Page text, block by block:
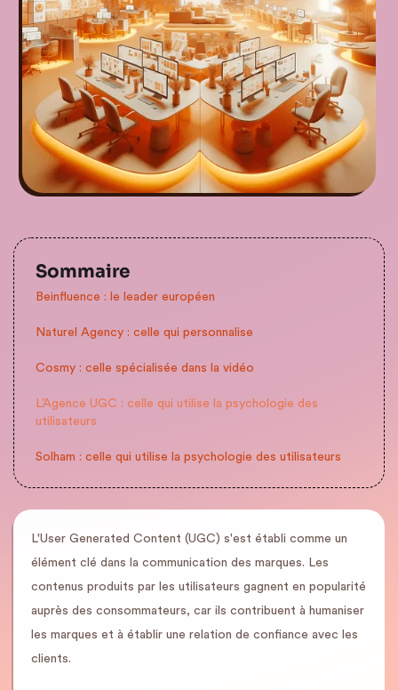
Sommaire
Beinfluence : le leader européen
Naturel Agency : celle qui personnalise
Cosmy : celle spécialisée dans la vidéo
L’Agence UGC : celle qui utilise la psychologie des
utilisateurs
Solham : celle qui utilise la psychologie des utilisateurs
L'User Generated Content (UGC) s'est établi comme un
élément clé dans la communication des marques. Les
contenus produits par les utilisateurs gagnent en popularité
auprès des consommateurs, car ils contribuent à humaniser
les marques et à établir une relation de confiance avec les
clients.